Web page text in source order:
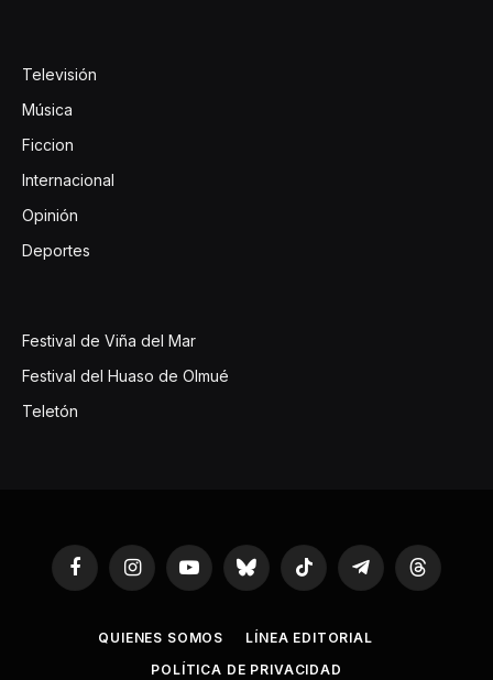
Televisión
Música
Ficcion
Internacional
Opinión
Deportes
Festival de Viña del Mar
Festival del Huaso de Olmué
Teletón
FacebookInstagramYouTubeBluesky TikTok TelegramThreads
QUIENES SOMOS
LÍNEA EDITORIAL
POLÍTICA DE PRIVACIDAD